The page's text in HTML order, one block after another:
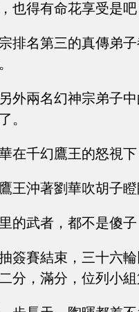
也得有命花享受是
排名第三的真傳弟
外兩名幻神宗弟子
。
在千幻鷹王的怒視
王沖著劉華吹胡子
的武者，都不是傻
簽賽結束，三十六
分，滿分，位列小